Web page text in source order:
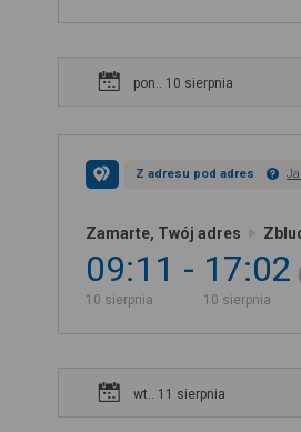
pon.. 10 sierpnia
Z adresu pod adres
Zamarte, Twój adres
09:11
10 sierpnia
17:02
10 sierpnia
wt.. 11 sierpnia